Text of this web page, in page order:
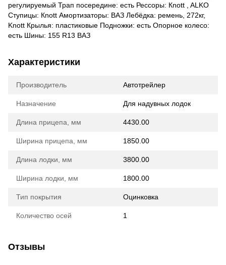
регулируемый Трап посередине: есть Рессоры: Кnott , ALKO
Ступицы: Кnott Амортизаторы: ВАЗ Лебёдка: ремень, 272кг,
Knott Крылья: пластиковые Подножки: есть Опорное колесо:
есть Шины: 155 R13 ВАЗ
Характеристики
Производитель Автотрейлер
Назначение Для надувных лодок
Длина прицепа, мм 4430.00
Ширина прицепа, мм 1850.00
Длина лодки, мм 3800.00
Ширина лодки, мм 1800.00
Тип покрытия Оцинковка
Количество осей 1
Отзывы